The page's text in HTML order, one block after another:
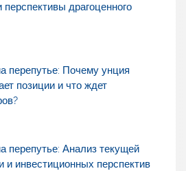
драгоценного
перепутье: Почему унция
позиции и что ждет
перепутье: Анализ текущей
и инвестиционных перспектив